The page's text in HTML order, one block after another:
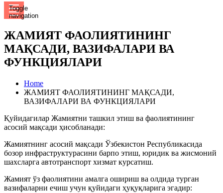
Toggle
navigation
ЖАМИЯТ ФАОЛИЯТИНИНГ
МАҚСАДИ, ВАЗИФАЛАРИ ВА
ФУНКЦИЯЛАРИ
Home
ЖАМИЯТ ФАОЛИЯТИНИНГ МАҚСАДИ,
ВАЗИФАЛАРИ ВА ФУНКЦИЯЛАРИ
Қуйидагилар Жамиятни ташкил этиш ва фаолиятининг
асосий мақсади ҳисобланади:
Жамиятнинг асосий мақсади Ўзбекистон Республикасида
бозор инфраструктурасини барпо этиш, юридик ва жисмоний
шахсларга автотранспорт хизмат курсатиш.
Жамият ўз фаолиятини амалга ошириш ва олдида турган
вазифаларни ечиш учун қуйидаги ҳуқуқларига эгадир: